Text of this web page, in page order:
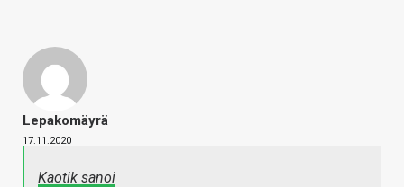
Lepakomäyrä
17.11.2020
Kaotik sanoi